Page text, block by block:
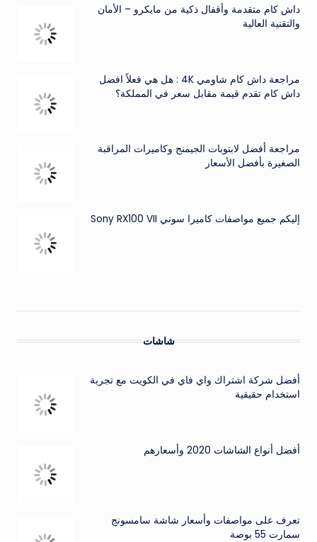
داش كام متقدمة وأقفال ذكية من مايكرو – الأمان
والتقنية العالية
مراجعة داش كام شاومي 4K : هل هي فعلاً افضل
داش كام تقدم قيمة مقابل سعر في المملكة؟
مراجعة أفضل لابتوبات الجيمنج وكاميرات المراقبة
الصغيرة بأفضل الأسعار
إليكم جميع مواصفات كاميرا سوني Sony RX100 VII
شاشات
أفضل شركة اشتراك واي فاي في الكويت مع تجربة
استخدام حقيقية
أفضل أنواع الشاشات 2020 وأسعارهم
تعرف على مواصفات وأسعار شاشة سامسونج
سمارت 55 بوصة